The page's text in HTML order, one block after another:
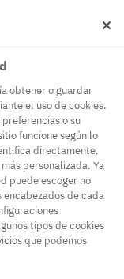
go to the
obtener o guardar
el uso de cookies.
o su
funcione según lo
directamente,
personalizada. Ya
puede escoger no
de cada
tipos de cookies
que podemos